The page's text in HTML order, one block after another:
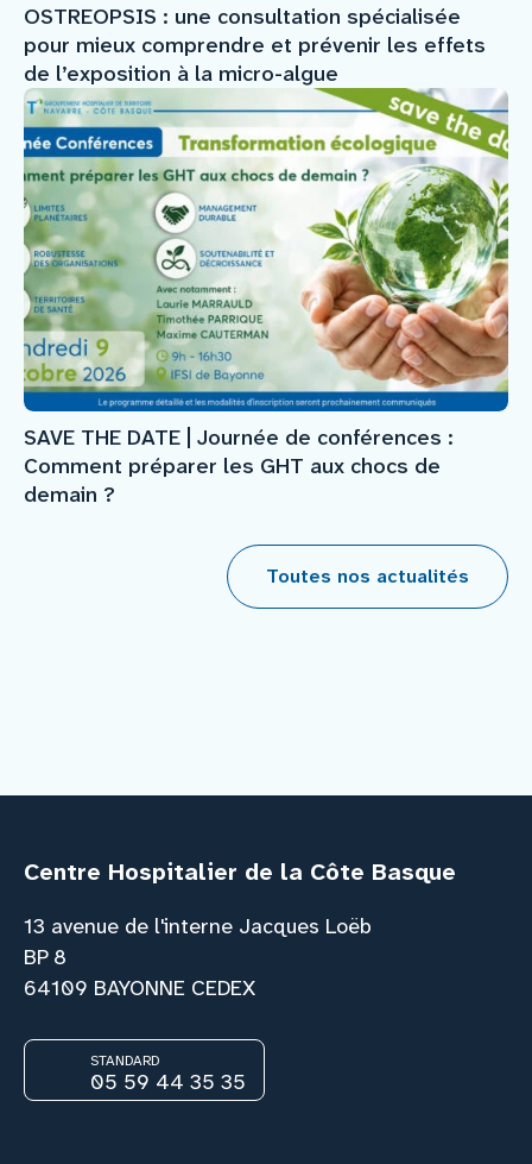
OSTREOPSIS : une consultation spécialisée
pour mieux comprendre et prévenir les effets
de l’exposition à la micro-algue
SAVE THE DATE | Journée de conférences :
Comment préparer les GHT aux chocs de
demain ?
Toutes nos actualités
Centre Hospitalier de la Côte Basque
13 avenue de l'interne Jacques Loëb
BP 8
64109 BAYONNE CEDEX
STANDARD
05 59 44 35 35